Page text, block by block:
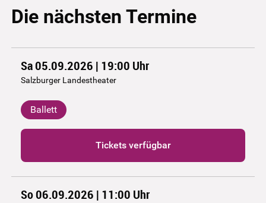
Die nächsten Termine
Sa 05.09.2026 | 19:00 Uhr
Salzburger Landestheater
Ballett
Tickets verfügbar
So 06.09.2026 | 11:00 Uhr